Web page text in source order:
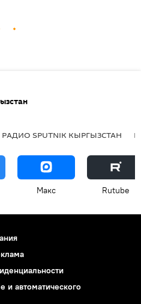
РАДИО SPUTNIK КЫРГЫЗСТАН
Макс Rutube
и автоматического